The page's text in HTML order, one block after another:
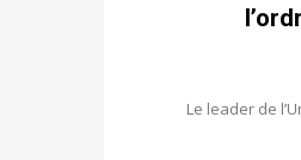
Le leader de